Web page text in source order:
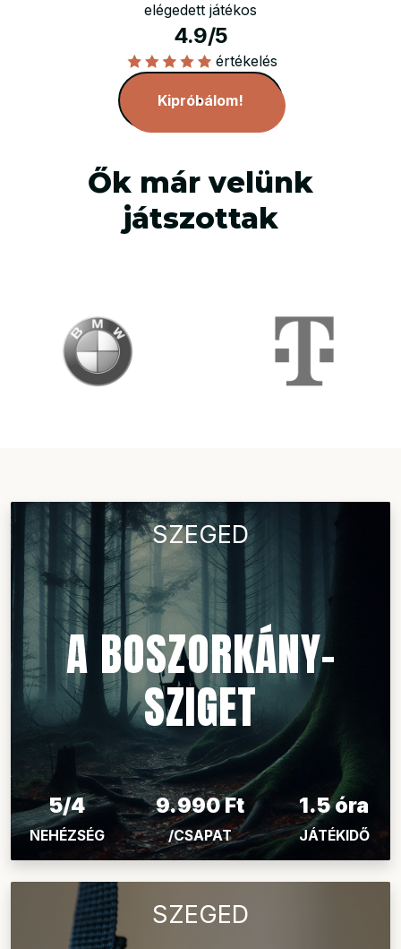
elégedett játékos
4.9/5
értékelés
Kipróbálom!
Ők már velünk
játszottak
SZEGED
A BOSZORKÁNY-
SZIGET
5/4
NEHÉZSÉG
9.990 Ft
/CSAPAT
1.5 óra
JÁTÉKIDŐ
SZEGED